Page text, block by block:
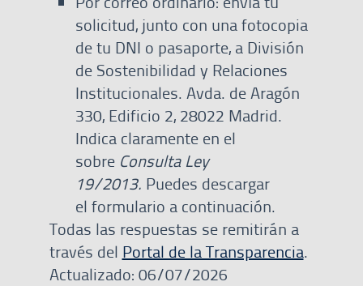
solicitud, junto con una fotocopia
de tu DNI o pasaporte, a División
de Sostenibilidad y Relaciones
Institucionales. Avda. de Aragón
330, Edificio 2, 28022 Madrid.
Indica claramente en el
sobre Consulta Ley
19/2013. Puedes descargar
el formulario a continuación.
​​Todas las respuestas se remitirán a
través del Portal de la Transparencia.
Actualizado: 06/07/2026